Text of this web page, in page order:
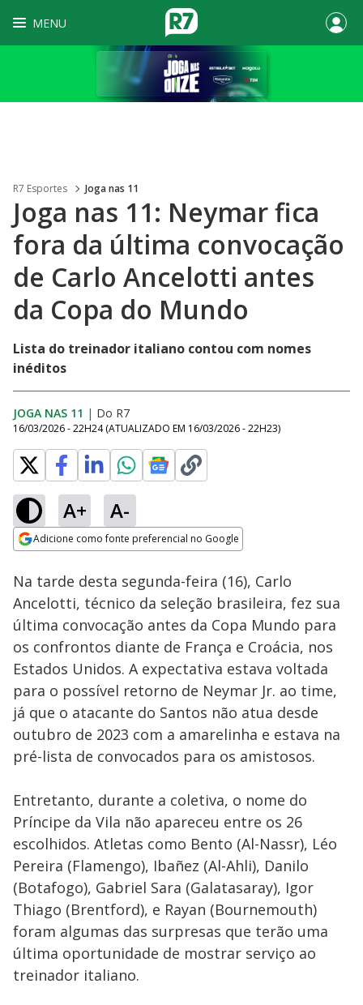
MENU
R7 Esportes Joga nas 11
Joga nas 11: Neymar fica
fora da última convocação
de Carlo Ancelotti antes
da Copa do Mundo
Lista do treinador italiano contou com nomes
inéditos
JOGA NAS 11 | Do R7
16/03/2026 - 22H24 (ATUALIZADO EM 16/03/2026 - 22H23)
A+ A-
Adicione como fonte preferencial no Google
Ativar
Loaded :
0.66%
Na tarde desta segunda-feira (16), Carlo
Ancelotti, técnico da seleção brasileira, fez sua
última convocação antes da Copa Mundo para
os confrontos diante de França e Croácia, nos
Estados Unidos. A expectativa estava voltada
para o possível retorno de Neymar Jr. ao time,
já que o atacante do Santos não atua desde
outubro de 2023 com a amarelinha e estava na
pré-lista de convocados para os amistosos.
Entretanto, durante a coletiva, o nome do
Príncipe da Vila não apareceu entre os 26
escolhidos. Atletas como Bento (Al-Nassr), Léo
Pereira (Flamengo), Ibañez (Al-Ahli), Danilo
(Botafogo), Gabriel Sara (Galatasaray), Igor
Thiago (Brentford), e Rayan (Bournemouth)
foram algumas das surpresas que terão uma
última oportunidade de mostrar serviço ao
treinador italiano.